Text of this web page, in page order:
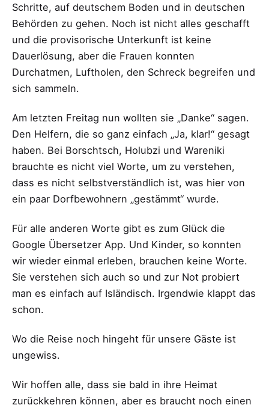
Schritte, auf deutschem Boden und in deutschen
Behörden zu gehen. Noch ist nicht alles geschafft
und die provisorische Unterkunft ist keine
Dauerlösung, aber die Frauen konnten
Durchatmen, Luftholen, den Schreck begreifen und
sich sammeln.
Am letzten Freitag nun wollten sie „Danke“ sagen.
Den Helfern, die so ganz einfach „Ja, klar!“ gesagt
haben. Bei Borschtsch, Holubzi und Wareniki
brauchte es nicht viel Worte, um zu verstehen,
dass es nicht selbstverständlich ist, was hier von
ein paar Dorfbewohnern „gestämmt“ wurde.
Für alle anderen Worte gibt es zum Glück die
Google Übersetzer App. Und Kinder, so konnten
wir wieder einmal erleben, brauchen keine Worte.
Sie verstehen sich auch so und zur Not probiert
man es einfach auf Isländisch. Irgendwie klappt das
schon.
Wo die Reise noch hingeht für unsere Gäste ist
ungewiss.
Wir hoffen alle, dass sie bald in ihre Heimat
zurückkehren können, aber es braucht noch einen